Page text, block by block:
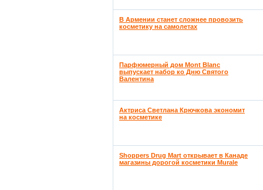
В Армении станет сложнее провозить
косметику на самолетах
Парфюмерный дом Mont Blanc
выпускает набор ко Дню Святого
Валентина
Актриса Светлана Крючкова экономит
на косметике
Shoppers Drug Mart открывает в Канаде
магазины дорогой косметики Murale